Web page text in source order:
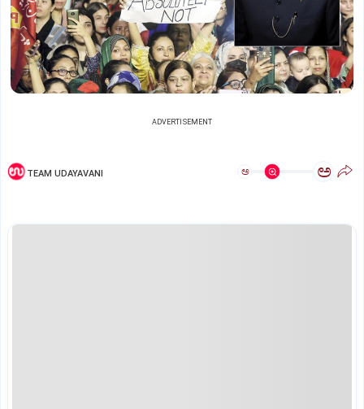
ADVERTISEMENT
TEAM UDAYAVANI ಅ ಅ